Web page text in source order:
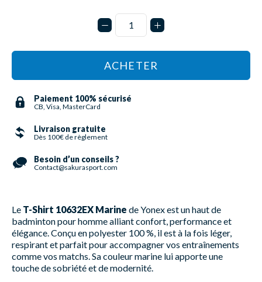
ACHETER
Paiement 100% sécurisé
CB, Visa, MasterCard
Livraison gratuite
Dès 100€ de règlement
Besoin d’un conseils ?
Contact@sakurasport.com
Le T-Shirt 10632EX Marine de Yonex est un haut de
badminton pour homme alliant confort, performance et
élégance. Conçu en polyester 100 %, il est à la fois léger,
respirant et parfait pour accompagner vos entraînements
comme vos matchs. Sa couleur marine lui apporte une
touche de sobriété et de modernité.